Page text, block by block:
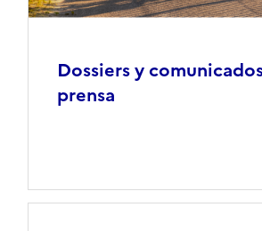
Dossiers y
prensa